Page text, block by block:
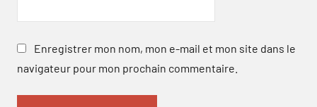
Enregistrer mon nom, mon e-mail et mon site dans le
navigateur pour mon prochain commentaire.